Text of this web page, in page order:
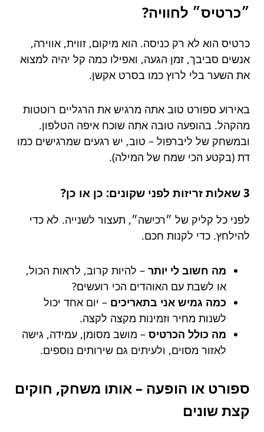
״כרטיס״ לחוויה?
כרטיס הוא לא רק כניסה. הוא מיקום, זווית, אווירה,
אנשים סביבך, זמן הגעה, ואפילו כמה קל יהיה למצוא
את השער בלי לרוץ כמו בסרט אקשן.
באירוע ספורט טוב אתה מרגיש את הרגליים רוטטות
מהקהל. בהופעה טובה אתה שוכח איפה הטלפון.
ובמשחק של ליברפול – טוב, יש רגעים שמרגישים כמו
דת (בקטע הכי שמח של המילה).
3 שאלות זריזות לפני שקונים: כן או כן?
לפני כל קליק של ״רכישה״, תעצור לשנייה. לא כדי
להילחץ. כדי לקנות חכם.
מה חשוב לי יותר – להיות קרוב, לראות הכול,
או לשבת עם האוהדים הכי רועשים?
כמה גמיש אני בתאריכים – יום אחד יכול
לשנות מחיר וזמינות מקצה לקצה.
מה כולל הכרטיס – מושב מסומן, עמידה, גישה
לאזור מסוים, ולעיתים גם שירותים נוספים.
ספורט או הופעה – אותו משחק, חוקים
קצת שונים